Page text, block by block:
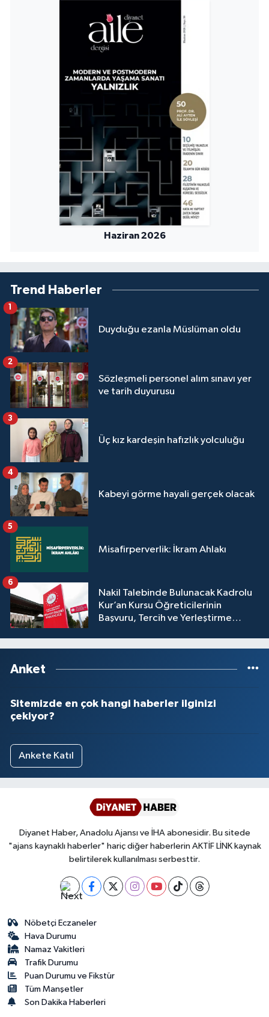
Haziran 2026
Trend Haberler
Duyduğu ezanla Müslüman oldu
Sözleşmeli personel alım sınavı yer
ve tarih duyurusu
2
Üç kız kardeşin hafızlık yolculuğu
3
Kabeyi görme hayali gerçek olacak
4
Misafirperverlik: İkram Ahlakı
5
Nakil Talebinde Bulunacak Kadrolu
Kur’an Kursu Öğreticilerinin
Başvuru, Tercih ve Yerleştirme
6
Anket
Sitemizde en çok hangi haberler ilginizi
çekiyor?
Ankete Katıl
Diyanet Haber, Anadolu Ajansı ve İHA abonesidir. Bu sitede
"ajans kaynaklı haberler" hariç diğer haberlerin AKTİF LİNK kaynak
belirtilerek kullanılması serbesttir.
Nöbetçi Eczaneler
Hava Durumu
Namaz Vakitleri
Trafik Durumu
Puan Durumu ve Fikstür
Tüm Manşetler
Son Dakika Haberleri
Osmaniye Müftülüğü
Sakarya Müftülüğü
Siirt Müftülüğü
Sinop Müftülüğü
Sivas Müftülüğü
Tekirdağ Müftülüğü
Tokat Müftülüğü
Trabzon Müftülüğü
Tunceli Müftülüğü
Uşak Müftülüğü
Van Müftülüğü
Yalova Müftülüğü
Zonguldak Müftülüğü